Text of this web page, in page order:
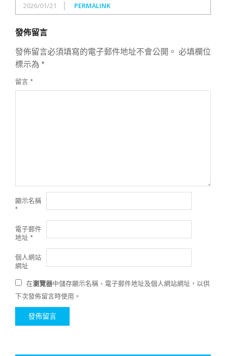
2026/01/21 PERMALINK
發佈留言
發佈留言必須填寫的電子郵件地址不會公開。 必填欄位
標示為 *
留言 *
顯示名稱
*
電子郵件
地址 *
個人網站
網址
在瀏覽器中儲存顯示名稱、電子郵件地址及個人網站網址，以供
下次發佈留言時使用。